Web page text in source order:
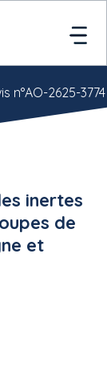
inertes
de
et
n°AO-2625-3774